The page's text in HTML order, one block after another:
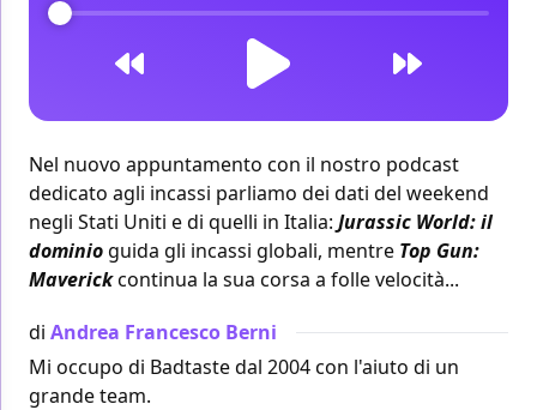
Nel nuovo appuntamento con il nostro podcast
dedicato agli incassi parliamo dei dati del weekend
negli Stati Uniti edi quelli in Italia: Jurassic World: il
dominio guida gli incassi globali, mentre Top Gun:
Maverickcontinua la sua corsa a folle velocità...
di Andrea Francesco Berni
Mi occupo di Badtaste dal 2004 con l'aiuto di un
grande team.